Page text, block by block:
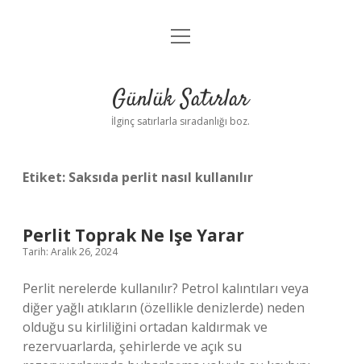
Anasayfa
Yasal Uyarı
menüyü
Günlük Satırlar
İlginç satırlarla sıradanlığı boz.
Etiket: Saksıda perlit nasıl kullanılır
Perlit Toprak Ne Işe Yarar
Tarih: Aralık 26, 2024
Perlit nerelerde kullanılır? Petrol kalıntıları veya
diğer yağlı atıkların (özellikle denizlerde) neden
olduğu su kirliliğini ortadan kaldırmak ve
rezervuarlarda, şehirlerde ve açık su